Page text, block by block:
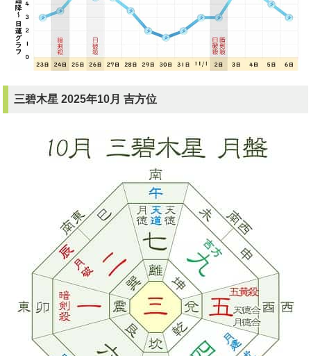
三碧木星 2025年10月 吉方位